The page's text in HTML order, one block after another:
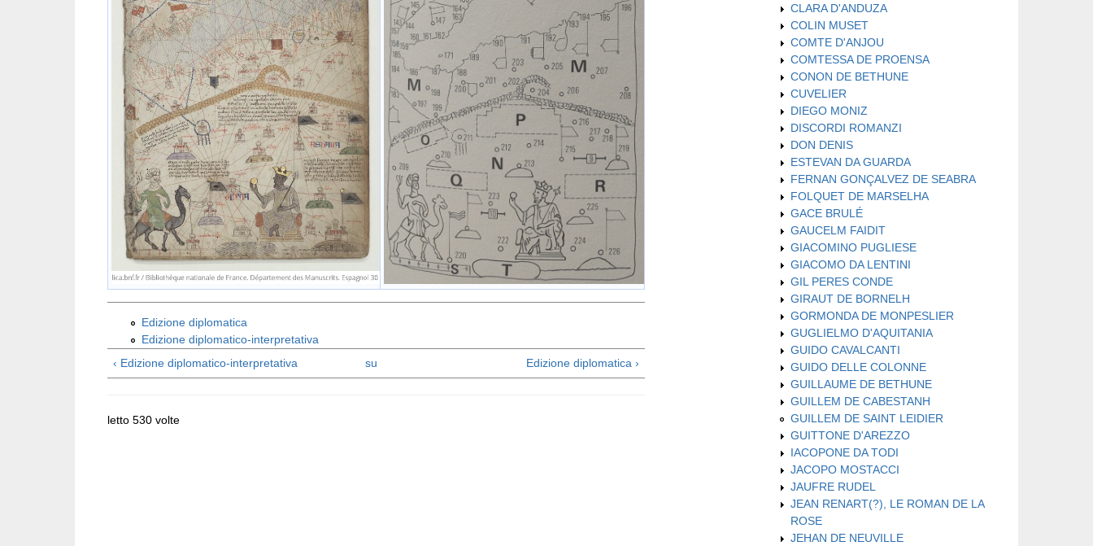
Edizione diplomatica
Edizione diplomatico-interpretativa
‹ Edizione diplomatico-interpretativa
su Edizione diplomatica ›
letto 530 volte
CLARA D'ANDUZA
COLIN MUSET
COMTE D'ANJOU
COMTESSA DE PROENSA
CONON DE BETHUNE
CUVELIER
DIEGO MONIZ
DISCORDI ROMANZI
DON DENIS
ESTEVAN DA GUARDA
FERNAN GONÇALVEZ DE SEABRA
FOLQUET DE MARSELHA
GACE BRULÉ
GAUCELM FAIDIT
GIACOMINO PUGLIESE
GIACOMO DA LENTINI
GIL PERES CONDE
GIRAUT DE BORNELH
GORMONDA DE MONPESLIER
GUGLIELMO D'AQUITANIA
GUIDO CAVALCANTI
GUIDO DELLE COLONNE
GUILLAUME DE BETHUNE
GUILLEM DE CABESTANH
GUILLEM DE SAINT LEIDIER
GUITTONE D'AREZZO
IACOPONE DA TODI
JACOPO MOSTACCI
JAUFRE RUDEL
JEAN RENART(?), LE ROMAN DE LA
ROSE
JEHAN DE NEUVILLE